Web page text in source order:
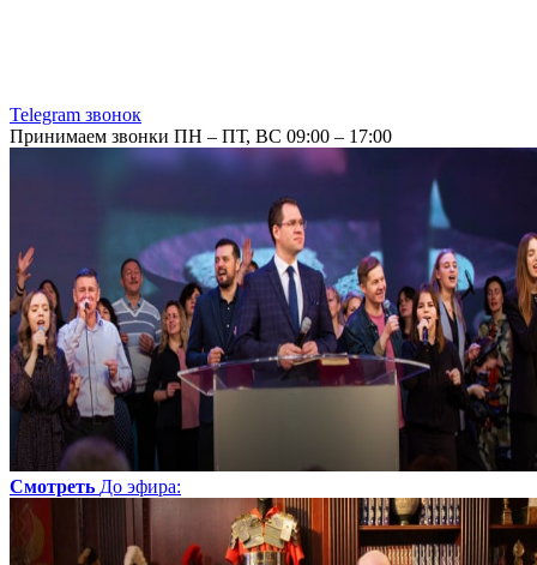
Telegram звонок
Принимаем звонки ПН – ПТ, ВС 09:00 – 17:00
Смотреть До эфира: